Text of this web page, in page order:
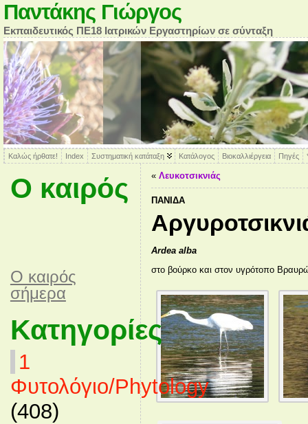
Παντάκης Γιώργος
Εκπαιδευτικός ΠΕ18 Ιατρικών Εργαστηρίων σε σύνταξη
Καλώς ήρθατε! Index Συστηματική κατάταξη Κατάλογος Βιοκαλλιέργεια Πηγές
Ο καιρός
O καιρός
σήμερα
Κατηγορίες
1
Φυτολόγιο/Phytology
(408)
« Λευκοτσικνιάς
ΠΑΝΊΔΑ
Ardea alba
στο βούρκο και στον υγρότοπο